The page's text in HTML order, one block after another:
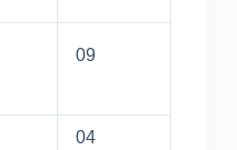
09
04